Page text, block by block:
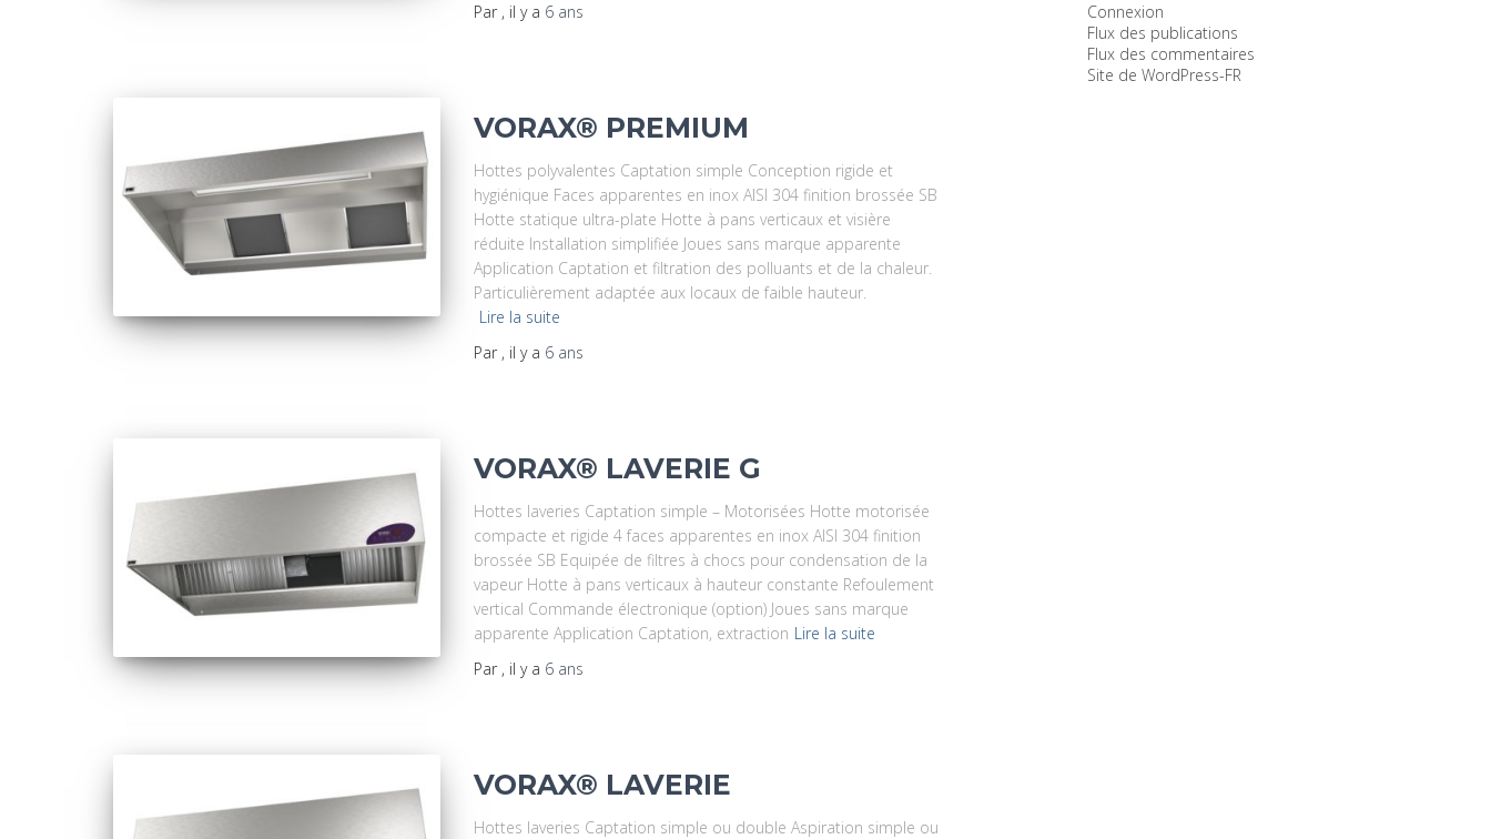
Par , il y a 6 ans
VORAX® PREMIUM
Hottes polyvalentes Captation simple Conception rigide et
hygiénique Faces apparentes en inox AISI 304 finition brossée SB
Hotte statique ultra-plate Hotte à pans verticaux et visière
réduite Installation simplifiée Joues sans marque apparente
Application Captation et filtration des polluants et de la chaleur.
Particulièrement adaptée aux locaux de faible hauteur.
Lire la suite
Par , il y a 6 ans
VORAX® LAVERIE G
Hottes laveries Captation simple – Motorisées Hotte motorisée
compacte et rigide 4 faces apparentes en inox AISI 304 finition
brossée SB Equipée de filtres à chocs pour condensation de la
vapeur Hotte à pans verticaux à hauteur constante Refoulement
vertical Commande électronique (option) Joues sans marque
apparente Application Captation, extraction Lire la suite
Par , il y a 6 ans
VORAX® LAVERIE
Hottes laveries Captation simple ou double Aspiration simple ou
Connexion
Flux des publications
Flux des commentaires
Site de WordPress-FR